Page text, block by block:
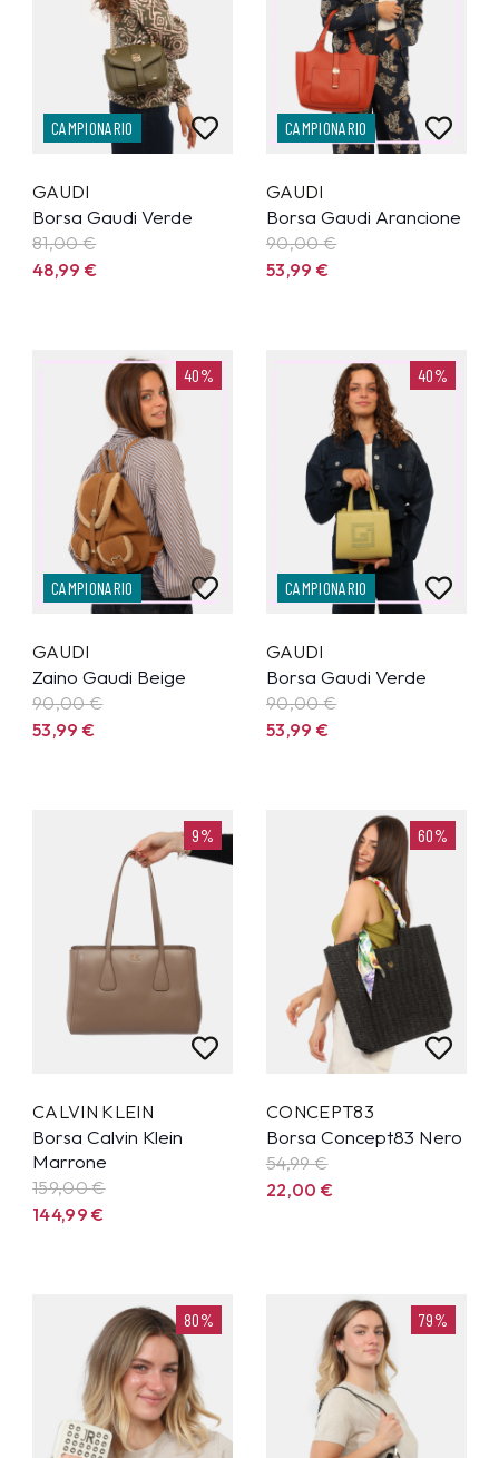
CAMPIONARIO
GAUDI
Borsa Gaudi Verde
81,00 €
48,99€
CAMPIONARIO
GAUDI
Borsa Gaudi Arancione
90,00 €
53,99€
40%
CAMPIONARIO
GAUDI
Zaino Gaudi Beige
90,00 €
53,99€
40%
CAMPIONARIO
GAUDI
Borsa Gaudi Verde
90,00 €
53,99€
9%
CALVIN KLEIN
Borsa Calvin Klein
Marrone
159,00 €
144,99€
60%
CONCEPT83
Borsa Concept83 Nero
54,99€
22,00€
80% 79%